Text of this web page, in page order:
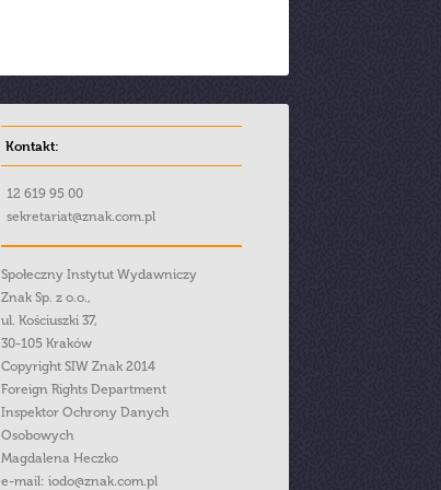
Kontakt:
12 619 95 00
sekretariat@znak.com.pl
Społeczny Instytut Wydawniczy
Znak Sp. z o.o.,
ul. Kościuszki 37,
30-105 Kraków
Copyright SIW Znak 2014
Foreign Rights Department
Inspektor Ochrony Danych
Osobowych
Magdalena Heczko
e-mail: iodo@znak.com.pl